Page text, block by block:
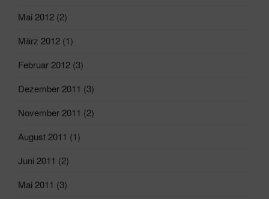
Mai 2012 (2)
März 2012 (1)
Februar 2012 (3)
Dezember 2011 (3)
November 2011 (2)
August 2011 (1)
Juni 2011 (2)
Mai 2011 (3)